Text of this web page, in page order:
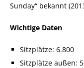
Sunday“ bekannt
Wichtige Daten
Sitzplätze: 6.800
Sitzplätze außen: